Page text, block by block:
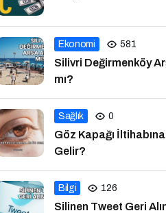
Ekonomi 581
Silivri Değirmenköy
mı?
Sağlık 0
Göz Kapağı
Gelir?
Bilgi 126
Silinen Tweet Geri